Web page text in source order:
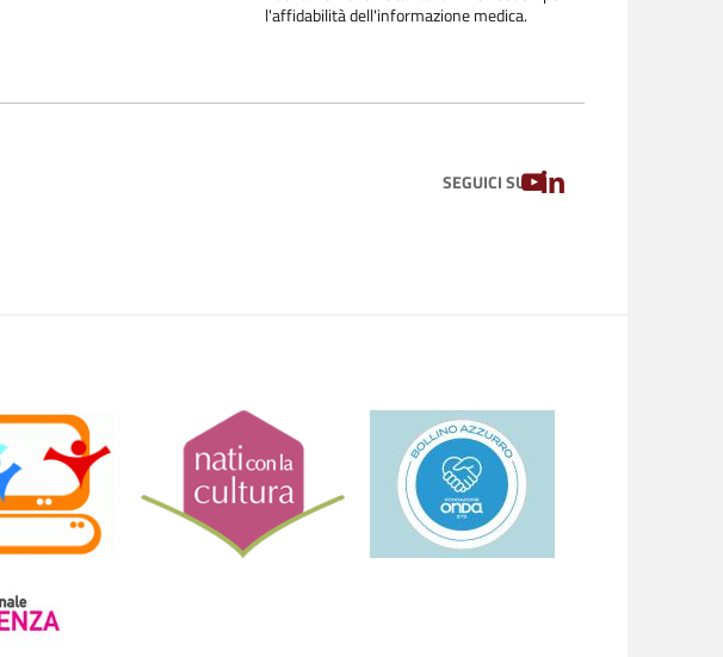
l'affidabilità dell'informazione medica.
SEGUICI SUYOUTUBE
LINKEDIN